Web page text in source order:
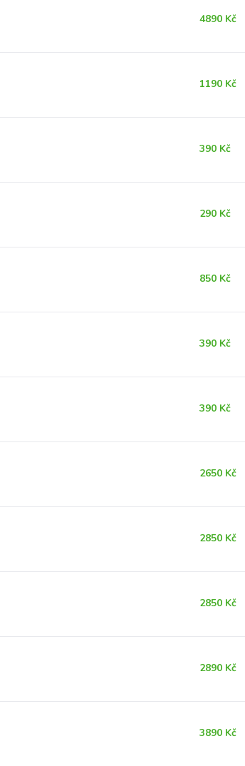
4890 Kč
1190 Kč
390 Kč
290 Kč
850 Kč
390 Kč
390 Kč
2650 Kč
2850 Kč
2850 Kč
2890 Kč
3890 Kč